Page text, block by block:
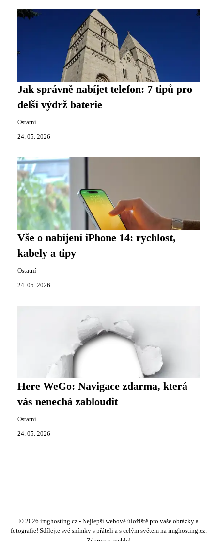
Jak správně nabíjet telefon: 7 tipů pro
delší výdrž baterie
Ostatní
24. 05. 2026
Vše o nabíjení iPhone 14: rychlost,
kabely a tipy
Ostatní
24. 05. 2026
Here WeGo: Navigace zdarma, která
vás nenechá zabloudit
Ostatní
24. 05. 2026
© 2026 imghosting.cz - Nejlepší webové úložiště pro vaše obrázky a
fotografie! Sdílejte své snímky s přáteli a s celým světem na imghosting.cz.